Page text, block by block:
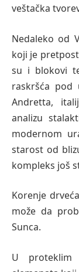
veštačka
Nedaleko od
koji je
su i blokovi
raskršća pod
Andretta,
analizu
modernom
starost od
kompleks još
Korenje
može da
Sunca.
U